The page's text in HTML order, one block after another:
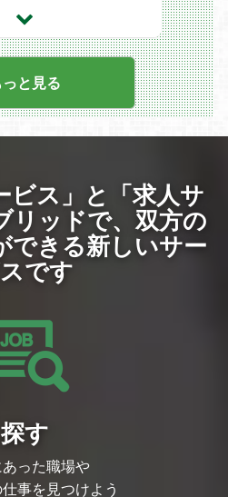
わるツール群の設計・実
るワークフローの整備
ェアWwiseの制御に関わ
・デバッグ
るサウンドデザイナー
の要望検討・仕様策定
コンシューマーもサイ
は？ プログラムによっ
」を作り出す【サイゲ
10 Questions」エンジニ
っと見る
ビス」と「求人サ
リッドで、双方の
できる新しいサー
です
探す
った職場や
事を見つけよう